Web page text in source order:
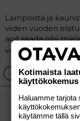
Lämpöistä ja
viiden vuoden
aiot saada olisi
varaton, hän tuskin
Ilmoita asiaton
-piija-
Jäsen
Kotimaista
käyttökokemus
Haluamme tarjota
käytämme tällä